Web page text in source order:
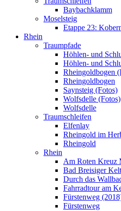
Baybachklamm
Moselsteig
Etappe 23:
Rhein
Traumpfade
Höhlen- und
Höhlen- und
Rheingoldbogen
Rheingoldbogen
Saynsteig (Fotos)
Wolfsdelle (Fotos)
Wolfsdelle
Traumschleifen
Elfenlay
Rheingold im
Rheingold
Rhein
Am Roten Kreuz
Bad Breisiger
Durch das
Fahrradtour am
Fürstenweg
Fürstenweg